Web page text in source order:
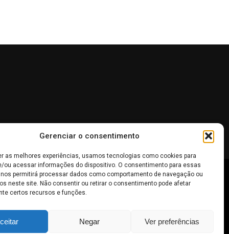
Gerenciar o consentimento
as melhores experiências, usamos tecnologias como cookies para
ou acessar informações do dispositivo. O consentimento para essas
permitirá processar dados como comportamento de navegação ou
neste site. Não consentir ou retirar o consentimento pode afetar
certos recursos e funções.
Negar Ver preferências
devem ser interpretadas como recomendações de